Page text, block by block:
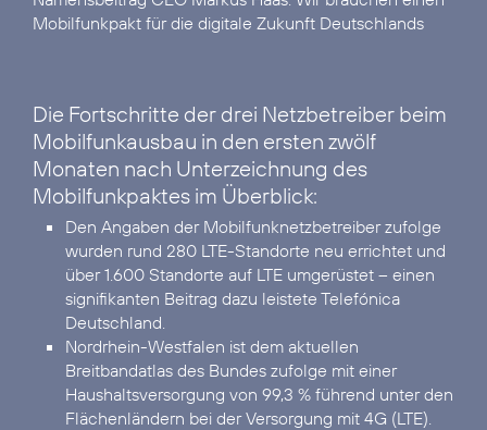
Mobilfunkpakt für die digitale Zukunft Deutschlands
Die Fortschritte der drei Netzbetreiber beim
Mobilfunkausbau in den ersten zwölf
Monaten nach Unterzeichnung des
Mobilfunkpaktes im Überblick:
Den Angaben der Mobilfunknetzbetreiber zufolge
wurden rund 280 LTE-Standorte neu errichtet und
über 1.600 Standorte auf LTE umgerüstet – einen
signifikanten Beitrag dazu leistete Telefónica
Deutschland.
Nordrhein-Westfalen ist dem aktuellen
Breitbandatlas des Bundes zufolge mit einer
Haushaltsversorgung von 99,3 % führend unter den
Flächenländern bei der Versorgung mit 4G (LTE).